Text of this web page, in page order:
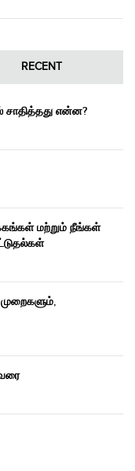
RECENT
சாதித்தது என்ன?
மற்றும் நீங்கள்
வரை